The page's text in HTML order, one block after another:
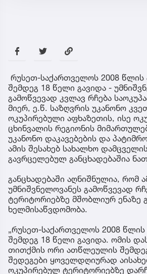
რუსეთ-საქართველოს 2008 წლის
შემდეგ 18 წელი გავიდა -
გამოწვევად კვლავ რჩება
მიერ, ე.წ. საზღვრის უკანონო
ოკუპირებული აფხაზეთის, ისე
ცხინვალის რეგიონის
უკანონო დაკავებების და
ამის შესახებ სახალხო
გავრცელებულ განცხადებაშია
განცხადებაში აღნიშნულია, რომ
უმნიშვნელოვანეს გამოწვევად
ტერიტორიებზე მშობლიურ ენაზე
ხელმისაწვდომობა.
„რუსეთ-საქართველოს 2008 წლის
შემდეგ 18 წელი გავიდა. ომის
თითქმის ორი ათწლეულის
შედეგები ყოველდღიურად
ოკუპირებულ ტერიტორიებზე